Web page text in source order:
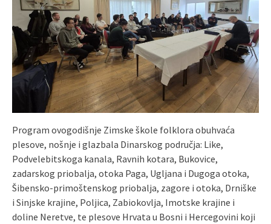
Program ovogodišnje Zimske škole folklora obuhvaća
plesove, nošnje i glazbala Dinarskog područja: Like,
Podvelebitskoga kanala, Ravnih kotara, Bukovice,
zadarskog priobalja, otoka Paga, Ugljana i Dugoga otoka,
Šibensko-primoštenskog priobalja, zagore i otoka, Drniške
i Sinjske krajine, Poljica, Zabiokovlja, Imotske krajine i
doline Neretve, te plesove Hrvata u Bosni i Hercegovini koji